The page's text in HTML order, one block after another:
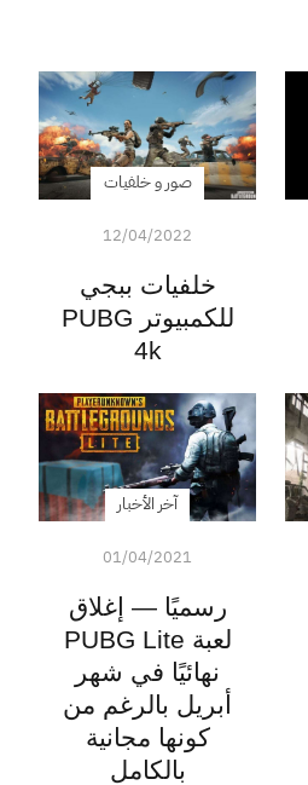
صور و خلفيات
12/04/2022
خلفيات ببجي
للكمبيوتر PUBG
4k
آخر الأخبار
01/04/2021
رسميًا — إغلاق
لعبة PUBG Lite
نهائيًا في شهر
أبريل بالرغم من
كونها مجانية
بالكامل